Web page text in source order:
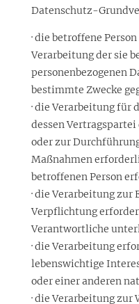
Datenschutz-
· die betroffene
Verarbeitung der sie
personenbezogenen
bestimmte Zwecke
· die Verarbeitung für
dessen
oder zur
Maßnahmen
betroffenen Person
· die Verarbeitung
Verpflichtung
Verantwortliche
· die Verarbeitung
lebenswichtige
oder einer anderen
· die Verarbeitung